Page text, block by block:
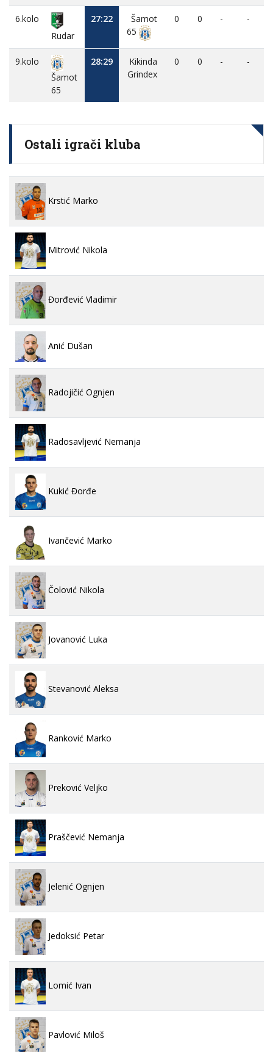
6.kolo
Rudar
27:22
Šamot
65
0 0 - -
9.kolo
Šamot
65
28:29
Kikinda
Grindex
0 0 - -
Ostali igrači kluba
Krstić Marko
Mitrović Nikola
Đorđević Vladimir
Anić Dušan
Radojičić Ognjen
Radosavljević Nemanja
Kukić Đorđe
Ivančević Marko
Čolović Nikola
Jovanović Luka
Stevanović Aleksa
Ranković Marko
Preković Veljko
Praščević Nemanja
Jelenić Ognjen
Jedoksić Petar
Lomić Ivan
Pavlović Miloš